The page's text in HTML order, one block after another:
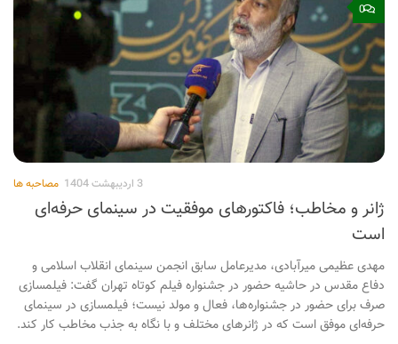
0
مصاحبه ها 3 اردیبهشت 1404
ژانر و مخاطب؛ فاکتورهای موفقیت در سینمای حرفه‌ای
است
مهدی عظیمی میرآبادی، مدیرعامل سابق انجمن سینمای انقلاب اسلامی و
دفاع مقدس در حاشیه حضور در جشنواره فیلم کوتاه تهران گفت: فیلمسازی‌
صرف برای حضور در جشنواره‌ها، فعال و مولد نیست؛ فیلمسازی در سینمای
حرفه‌ای موفق است که در ژانرهای مختلف و با نگاه به جذب مخاطب کار کند.